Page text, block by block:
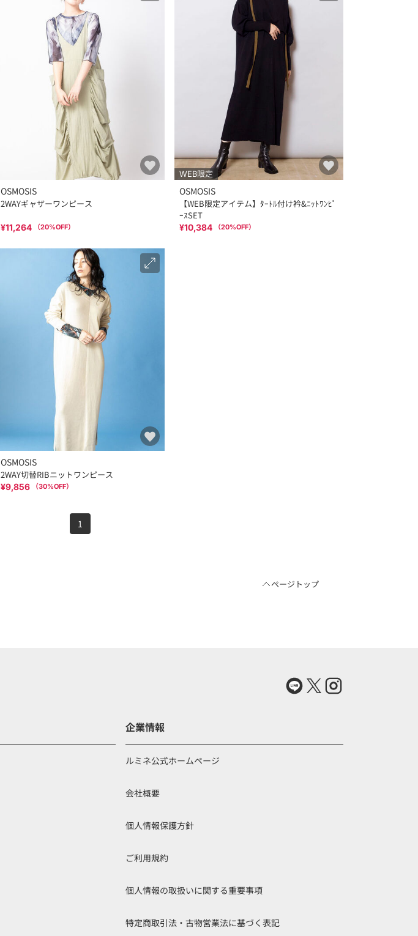
OSMOSIS
2WAYギャザーワンピース
¥11,264 （20%OFF）
WEB限定
OSMOSIS
【WEB限定アイテム】ﾀｰﾄﾙ付け衿&ﾆｯﾄﾜﾝﾋﾟ
ｰｽSET
¥10,384 （20%OFF）
OSMOSIS
2WAY切替RIBニットワンピース
¥9,856 （30%OFF）
1
ページトップ
企業情報
ルミネ公式ホームページ
会社概要
個人情報保護方針
ご利用規約
個人情報の取扱いに関する重要事項
特定商取引法・古物営業法に基づく表記